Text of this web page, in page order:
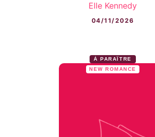
Elle Kennedy
04/11/2026
À PARAÎTRE
NEW ROMANCE